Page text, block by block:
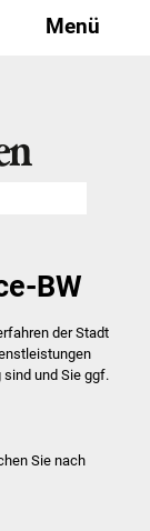
Menü
BW
der Stadt
und Sie ggf.
Sie nach